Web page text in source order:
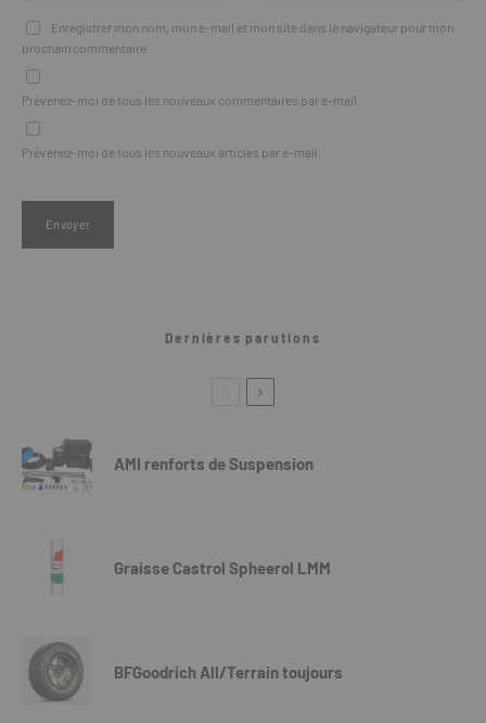
Enregistrer mon nom, mon e-mail et mon site dans le navigateur pour mon
prochain commentaire.
Prévenez-moi de tous les nouveaux commentaires par e-mail.
Prévenez-moi de tous les nouveaux articles par e-mail.
Dernières parutions
AMI renforts de Suspension
Graisse Castrol Spheerol LMM
BFGoodrich All/Terrain toujours